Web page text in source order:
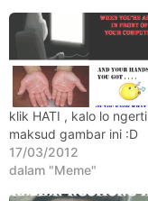
b
u
l
a
n
a
g
o
klik HATI , kalo lo ngerti
maksud gambar ini :D
17/03/2012
dalam "Meme"